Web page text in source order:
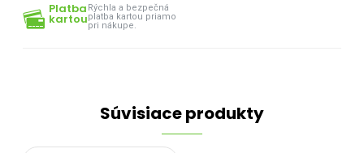
Platba
kartou
Rýchla a bezpečná
platba kartou priamo
pri nákupe.
Súvisiace produkty